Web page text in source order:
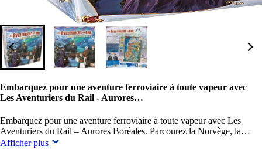
Embarquez pour une aventure ferroviaire à toute vapeur avec
Les Aventuriers du Rail - Aurores…
Embarquez pour une aventure ferroviaire à toute vapeur avec Les
Aventuriers du Rail – Aurores Boréales. Parcourez la Norvège, la…
Afficher plus